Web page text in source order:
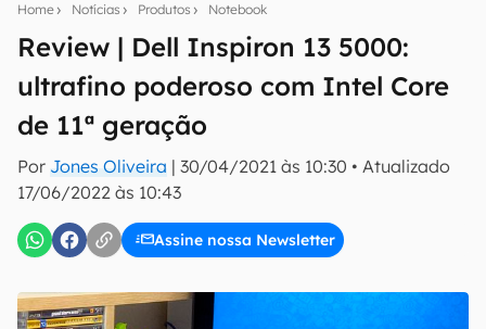
Home Notícias Produtos Notebook
Review | Dell Inspiron 13 5000:
ultrafino poderoso com Intel Core
de 11ª geração
Por Jones Oliveira | 30/04/2021 às 10:30 • Atualizado
17/06/2022 às 10:43
Assine nossa Newsletter
notícias e reviews sobre tecnologia em primeira
mão.
E-mail
inscreva-se
Confirmo que li, aceito e concordo com os Termos de
Uso e Política de Privacidade do Canaltech.